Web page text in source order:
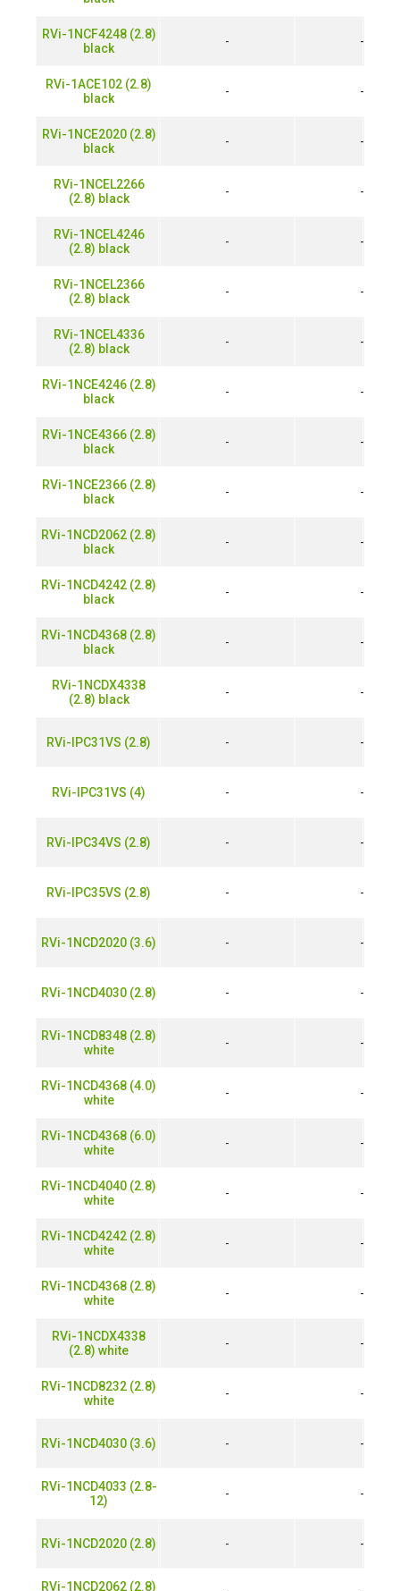
RVi-1NCF4248 (2.8)
black
RVi-1ACE102 (2.8)
black
RVi-1NCE2020 (2.8)
black
RVi-1NCEL2266
(2.8) black
RVi-1NCEL4246
(2.8) black
RVi-1NCEL2366
(2.8) black
RVi-1NCEL4336
(2.8) black
RVi-1NCE4246 (2.8)
black
RVi-1NCE4366 (2.8)
black
RVi-1NCE2366 (2.8)
black
RVi-1NCD2062 (2.8)
black
RVi-1NCD4242 (2.8)
black
RVi-1NCD4368 (2.8)
black
RVi-1NCDX4338
(2.8) black
RVi-IPC31VS (2.8)
RVi-IPC31VS (4)
RVi-IPC34VS (2.8)
RVi-IPC35VS (2.8)
RVi-1NCD2020 (3.6)
RVi-1NCD4030 (2.8)
RVi-1NCD8348 (2.8)
white
RVi-1NCD4368 (4.0)
white
RVi-1NCD4368 (6.0)
white
RVi-1NCD4040 (2.8)
white
RVi-1NCD4242 (2.8)
white
RVi-1NCD4368 (2.8)
white
RVi-1NCDX4338
(2.8) white
RVi-1NCD8232 (2.8)
white
RVi-1NCD4030 (3.6)
RVi-1NCD4033 (2.8-
12)
RVi-1NCD2020 (2.8)
RVi-1NCD2062 (2.8)
- -
- -
- -
- -
- -
- -
- -
- -
- -
- -
- -
- -
- -
- -
- -
- -
- -
- -
- -
- -
- -
- -
- -
- -
- -
- -
- -
- -
- -
- -
- -